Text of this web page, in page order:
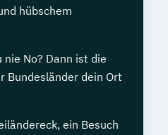
hübschem
nie No? Dann ist die
Bundesländer dein Ort
ein Besuch